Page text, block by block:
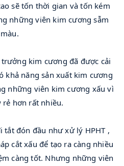
sẽ tốn thời gian và tốn kém
những viên kim cương sẫm
màu.
kim cương đã được cải
khả năng sản xuất kim cương
những viên kim cương xấu vì
rẻ hơn rất nhiều.
đón đầu như xử lý HPHT ,
cắt xấu để tạo ra càng nhiều
càng tốt. Nhưng những viên